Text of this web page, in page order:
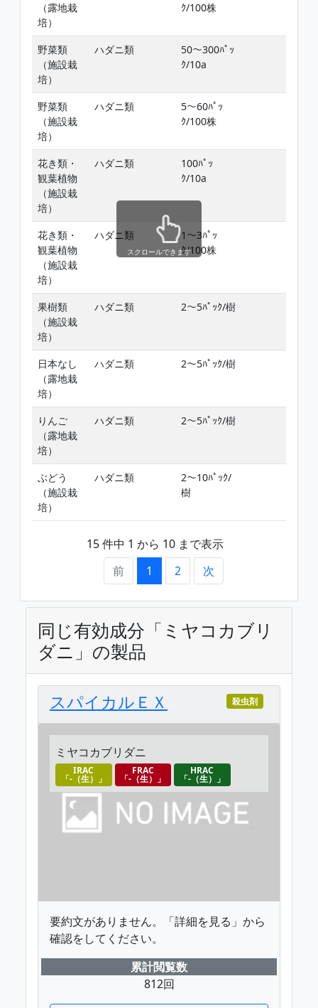
（露地栽
培）
ｸ/100株
野菜類
（施設栽
培）
ハダニ類
50〜300ﾊﾟｯ
ｸ/10a
野菜類
（施設栽
培）
ハダニ類
5〜60ﾊﾟｯ
ｸ/100株
花き類・
観葉植物
（施設栽
培）
ハダニ類
100ﾊﾟｯ
ｸ/10a
花き類・
観葉植物
（施設栽
培）
ハダニ類
1〜3ﾊﾟｯ
ｸ/100株
果樹類
（施設栽
培）
ハダニ類 2〜5ﾊﾟｯｸ/樹
日本なし
（露地栽
培）
ハダニ類 2〜5ﾊﾟｯｸ/樹
りんご
（露地栽
培）
ハダニ類 2〜5ﾊﾟｯｸ/樹
ぶどう
（施設栽
培）
ハダニ類
2〜10ﾊﾟｯｸ/
樹
15 件中 1 から 10 まで表示
前
1 2 次
スクロールできます
同じ有効成分「ミヤコカブリ
ダニ」の製品
スパイカルＥＸ 殺虫剤
ミヤコカブリダニ
IRAC
「-（生）」
FRAC
「-（生）」
HRAC
「-（生）」
要約文がありません。「詳細を見る」から
確認をしてください。
累計閲覧数
812回